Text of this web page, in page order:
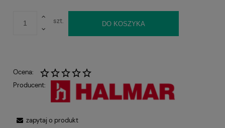
szt. DO KOSZYKA
Ocena:
Producent:
zapytaj o produkt